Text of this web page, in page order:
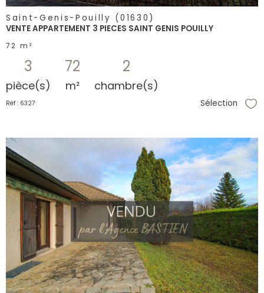
Saint-Genis-Pouilly (01630)
VENTE APPARTEMENT 3 PIECES SAINT GENIS POUILLY
72 m²
3
pièce(s)
72
m²
2
chambre(s)
Réf : 6327 Sélection
voir le
bien